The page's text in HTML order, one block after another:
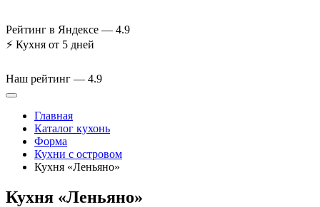
Рейтинг в Яндексе — 4.9
⚡ Кухня от 5 дней
Наш рейтинг — 4.9
Главная
Каталог кухонь
Форма
Кухни с островом
Кухня «Леньяно»
Кухня «Леньяно»